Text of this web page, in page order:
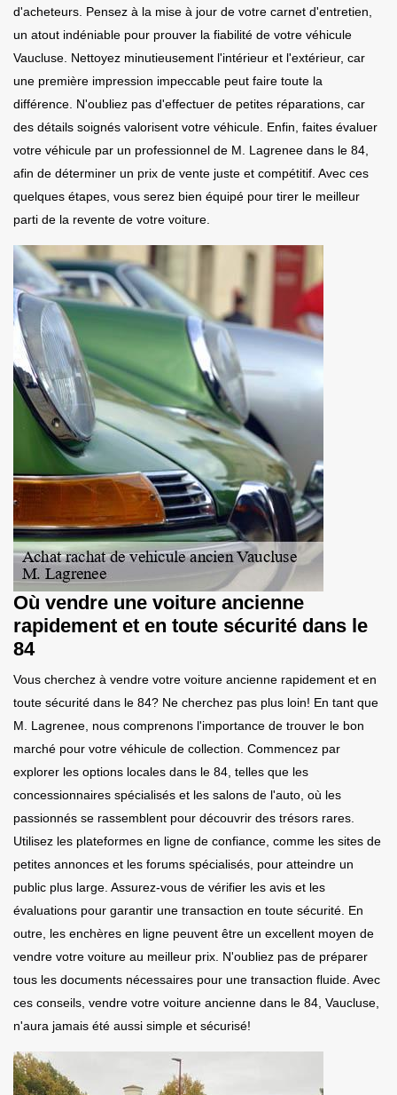
d'acheteurs. Pensez à la mise à jour de votre carnet d'entretien,
un atout indéniable pour prouver la fiabilité de votre véhicule
Vaucluse. Nettoyez minutieusement l'intérieur et l'extérieur, car
une première impression impeccable peut faire toute la
différence. N'oubliez pas d'effectuer de petites réparations, car
des détails soignés valorisent votre véhicule. Enfin, faites évaluer
votre véhicule par un professionnel de M. Lagrenee dans le 84,
afin de déterminer un prix de vente juste et compétitif. Avec ces
quelques étapes, vous serez bien équipé pour tirer le meilleur
parti de la revente de votre voiture.
Où vendre une voiture ancienne
rapidement et en toute sécurité dans le
84
Vous cherchez à vendre votre voiture ancienne rapidement et en
toute sécurité dans le 84? Ne cherchez pas plus loin! En tant que
M. Lagrenee, nous comprenons l'importance de trouver le bon
marché pour votre véhicule de collection. Commencez par
explorer les options locales dans le 84, telles que les
concessionnaires spécialisés et les salons de l'auto, où les
passionnés se rassemblent pour découvrir des trésors rares.
Utilisez les plateformes en ligne de confiance, comme les sites de
petites annonces et les forums spécialisés, pour atteindre un
public plus large. Assurez-vous de vérifier les avis et les
évaluations pour garantir une transaction en toute sécurité. En
outre, les enchères en ligne peuvent être un excellent moyen de
vendre votre voiture au meilleur prix. N'oubliez pas de préparer
tous les documents nécessaires pour une transaction fluide. Avec
ces conseils, vendre votre voiture ancienne dans le 84, Vaucluse,
n'aura jamais été aussi simple et sécurisé!